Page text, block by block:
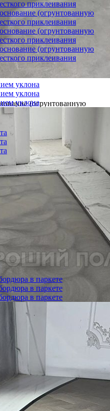
(огрунтованную
приклеивания
в паркете